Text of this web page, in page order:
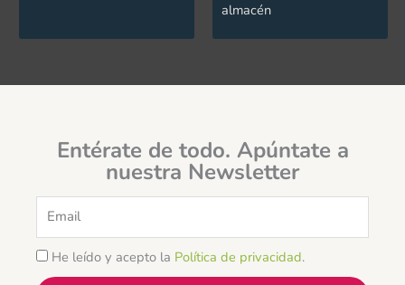
almacén
Entérate de todo. Apúntate a
nuestra Newsletter
He leído y acepto la Política de privacidad.